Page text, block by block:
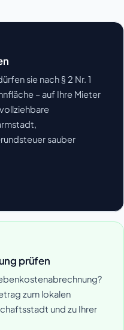
sie nach § 2 Nr. 1
– auf Ihre Mieter
sauber
prüfen
zum lokalen
und zu Ihrer